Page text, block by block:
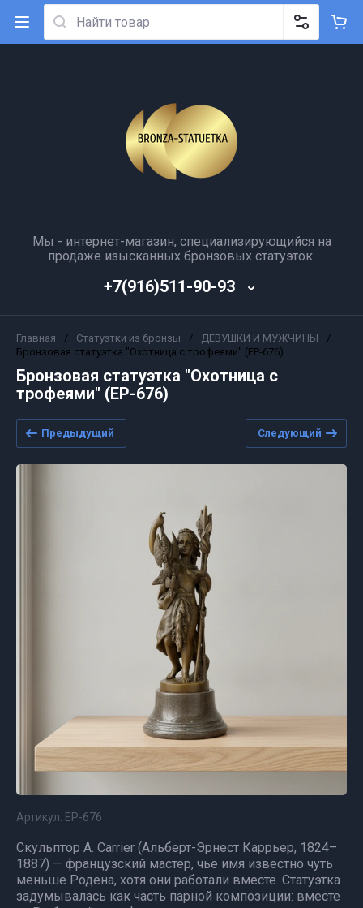
Мы - интернет-магазин, специализирующийся на
продаже изысканных бронзовых статуэток.
+7(916)511-90-93
Главная / Статуэтки из бронзы / ДЕВУШКИ И МУЖЧИНЫ
/
Бронзовая статуэтка "Охотница с трофеями" (ЕР-676)
Бронзовая статуэтка "Охотница с
трофеями" (ЕР-676)
Предыдущий Следующий
Артикул: ЕР-676
Скульптор A. Carrier (Альберт-Эрнест Каррьер, 1824–
1887) — французский мастер, чьё имя известно чуть
меньше Родена, хотя они работали вместе. Статуэтка
задумывалась как часть парной композиции: вместе